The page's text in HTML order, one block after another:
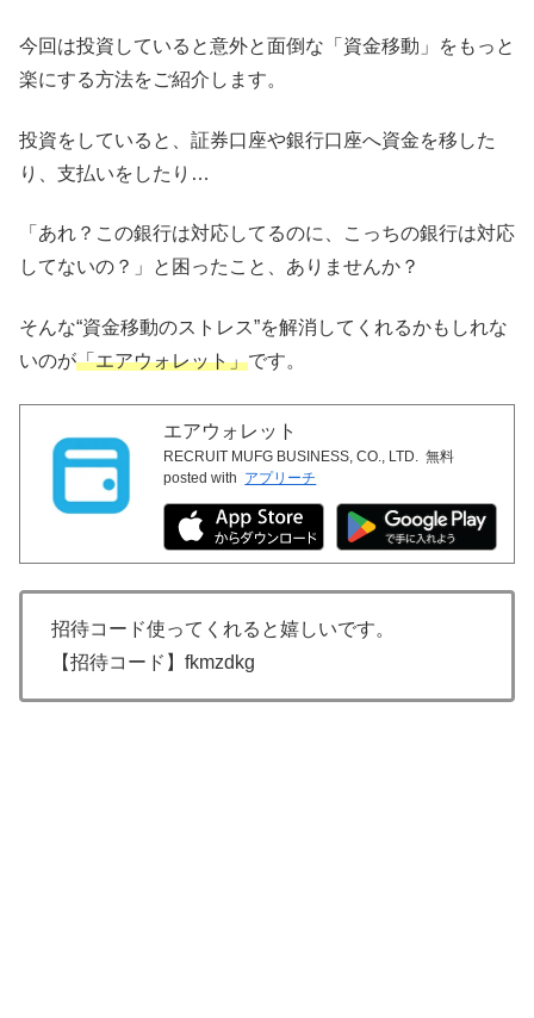
今回は投資していると意外と面倒な「資金移動」をもっと
楽にする方法をご紹介します。
投資をしていると、証券口座や銀行口座へ資金を移した
り、支払いをしたり…
「あれ？この銀行は対応してるのに、こっちの銀行は対応
してないの？」と困ったこと、ありませんか？
そんな“資金移動のストレス”を解消してくれるかもしれな
いのが「エアウォレット」です。
エアウォレット
RECRUIT MUFG BUSINESS, CO., LTD. 無料
posted with アプリーチ
招待コード使ってくれると嬉しいです。
【招待コード】fkmzdkg